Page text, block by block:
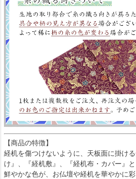
【商品の特徴】
経机を傷つけないように、天板面に掛け
け』、『経机敷』、『経机布・カバー』と
鮮やかな色が、お仏壇や経机を華やかに彩